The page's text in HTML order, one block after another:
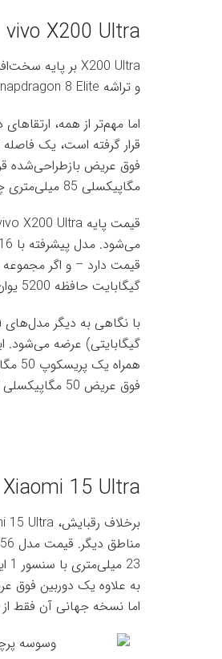
vivo X200 Ultra
و تراشه Snapdragon 8 Elite که جایگزین Dimensity 9400 شده، ارتقا یافته است.
مگاپیکسلی 85 میلی‌متری چشمگیرتر نیز با دیافراگم بازتر (f/2.3 در مقابل f/2.7) بهبود یافته است.
گیگابایت حافظه 5200 یوان است.
فوق عریض 50 مگاپیکسلی است.
15 Ultra
اما نسخه جهانی آن فقط از یک باتری 5410